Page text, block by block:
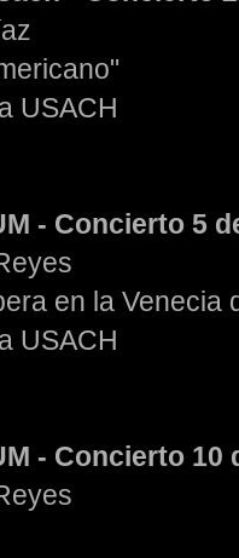
USACH
- Concierto 5
en la Venecia
USACH
- Concierto 10